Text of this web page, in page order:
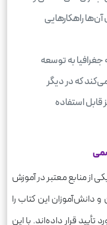
راهکارهایی
به توسعه
که در دیگر
قابل استفاده
از منابع معتبر در آموزش
دانش‌آموزان این کتاب را
قرار داده‌اند. با این